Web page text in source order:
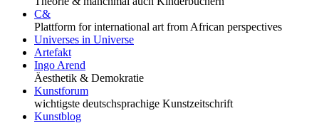
C&
Plattform for international art from African perspectives
Universes in Universe
Artefakt
Ingo Arend
Äesthetik & Demokratie
Kunstforum
wichtigste deutschsprachige Kunstzeitschrift
Kunstblog